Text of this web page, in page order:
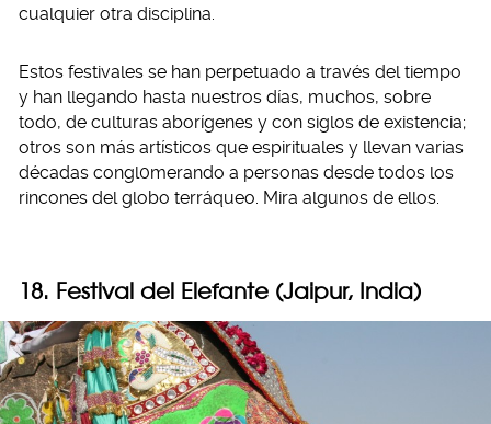
cualquier otra disciplina.
Estos festivales se han perpetuado a través del tiempo
y han llegando hasta nuestros días, muchos, sobre
todo, de culturas aborígenes y con siglos de existencia;
otros son más artísticos que espirituales y llevan varias
décadas congl0merando a personas desde todos los
rincones del globo terráqueo. Mira algunos de ellos.
18. Festival del Elefante (Jaipur, India)